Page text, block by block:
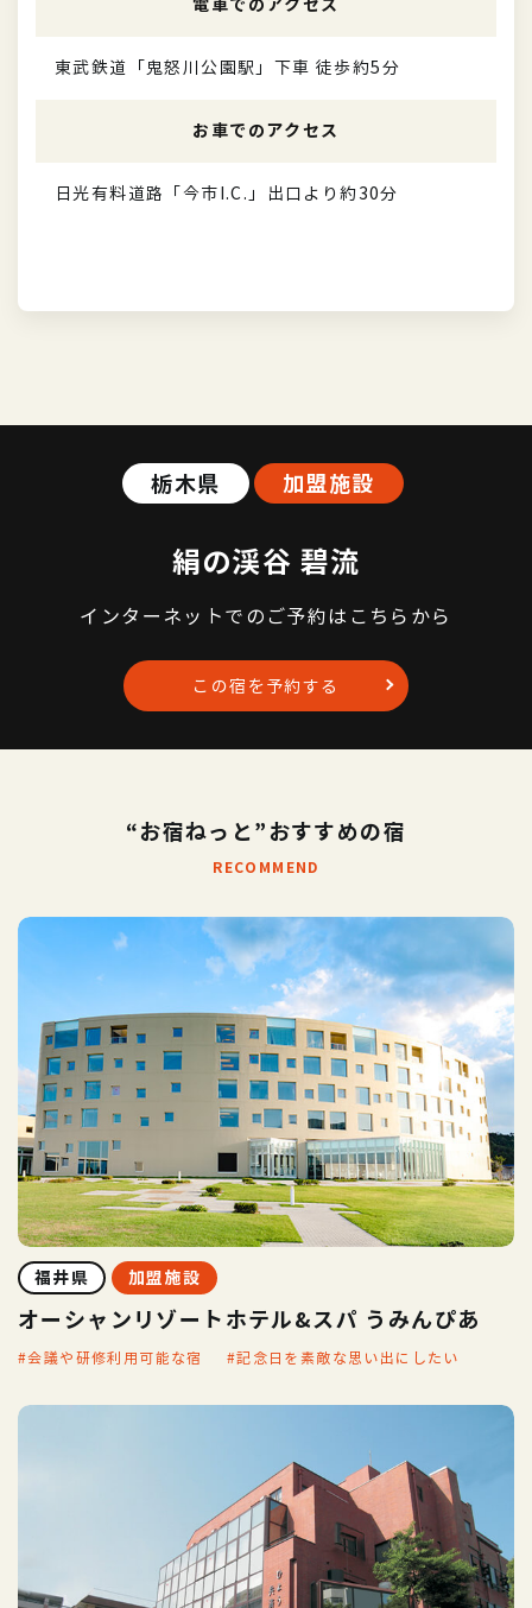
電車でのアクセス
東武鉄道「鬼怒川公園駅」下車 徒歩約5分
お車でのアクセス
日光有料道路「今市I.C.」出口より約30分
栃木県 加盟施設
絹の渓谷 碧流
インターネットでのご予約はこちらから
この宿を予約する
“お宿ねっと”おすすめの宿
RECOMMEND
福井県 加盟施設
オーシャンリゾートホテル&スパ うみんぴあ
会議や研修利用可能な宿
記念日を素敵な思い出にしたい
素泊まりプランがある宿
バリアフリー